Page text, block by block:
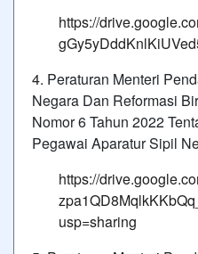
https://
4. Peraturan Menteri
Negara Dan Reformasi
Nomor 6 Tahun 2022
Pegawai Aparatur Sipil
https://
usp=sharing